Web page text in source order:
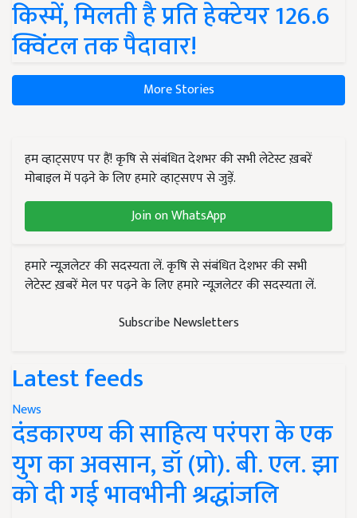
किस्में, मिलती है प्रति हेक्टेयर 126.6
क्विंटल तक पैदावार!
More Stories
हम व्हाट्सएप पर हैं! कृषि से संबंधित देशभर की सभी लेटेस्ट ख़बरें
मोबाइल में पढ़ने के लिए हमारे व्हाट्सएप से जुड़ें.
Join on WhatsApp
हमारे न्यूज़लेटर की सदस्यता लें. कृषि से संबंधित देशभर की सभी
लेटेस्ट ख़बरें मेल पर पढ़ने के लिए हमारे न्यूज़लेटर की सदस्यता लें.
Subscribe Newsletters
Latest feeds
News
दंडकारण्य की साहित्य परंपरा के एक
युग का अवसान, डॉ (प्रो). बी. एल. झा
को दी गई भावभीनी श्रद्धांजलि